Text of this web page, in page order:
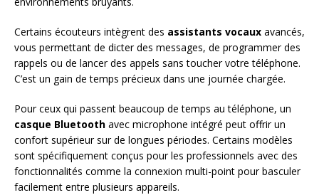
Certains écouteurs intègrent des assistants vocaux avancés,
vous permettant de dicter des messages, de programmer des
rappels ou de lancer des appels sans toucher votre téléphone.
C’est un gain de temps précieux dans une journée chargée.
Pour ceux qui passent beaucoup de temps au téléphone, un
casque Bluetooth avec microphone intégré peut offrir un
confort supérieur sur de longues périodes. Certains modèles
sont spécifiquement conçus pour les professionnels avec des
fonctionnalités comme la connexion multi-point pour basculer
facilement entre plusieurs appareils.